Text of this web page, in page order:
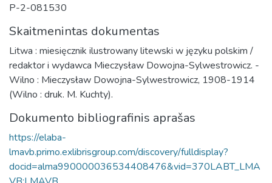
P-2-081530
Skaitmenintas dokumentas
Litwa : miesięcznik ilustrowany litewski w języku polskim /
redaktor i wydawca Mieczysław Dowojna-Sylwestrowicz. -
Wilno : Mieczysław Dowojna-Sylwestrowicz, 1908-1914
(Wilno : druk. M. Kuchty).
Dokumento bibliografinis aprašas
https://elaba-
lmavb.primo.exlibrisgroup.com/discovery/fulldisplay?
docid=alma990000036534408476&vid=370LABT_LMA